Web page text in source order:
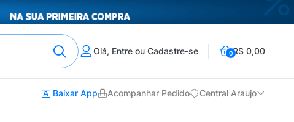
Olá, Entre ou Cadastre-se 0R$ 0,00
Baixar App Acompanhar Pedido Central Araujo